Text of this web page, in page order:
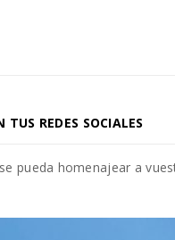
REDES SOCIALES
pueda homenajear a